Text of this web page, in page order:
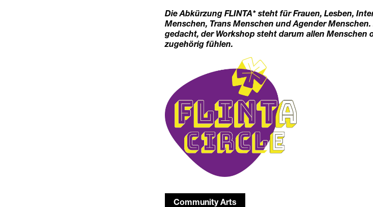
Die Abkürzung FLINTA* steht für Frauen, Lesben,
Menschen, Trans Menschen und Agender
gedacht, der Workshop steht darum allen Menschen
zugehörig fühlen.
Community Arts